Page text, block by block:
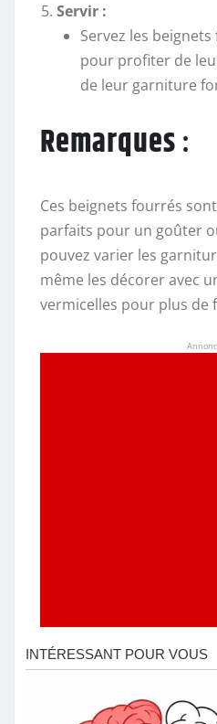
Servir :
Servez les
pour profiter de
de leur garniture
Remarques:
Ces beignets fourrés
parfaits pour un goûter
pouvez varier les
même les décorer avec
vermicelles pour plus de